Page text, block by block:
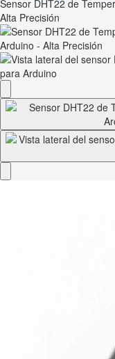
Sensor DHT22 de
Alta Precisión